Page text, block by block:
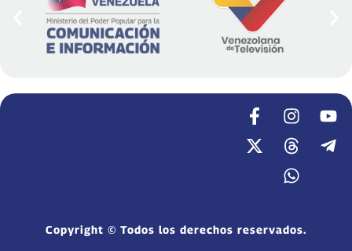
Copyright © Todos los derechos reservados.